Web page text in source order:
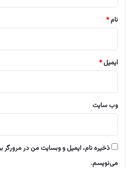
نام*
ایمیل*
وب‌ سایت
ذخیره نام، ایمیل و وبسایت من در مرورگر
می‌نویسم.